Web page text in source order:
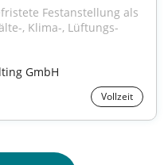
Festanstellung als
, Klima-, Lüftungs-
GmbH
Vollzeit